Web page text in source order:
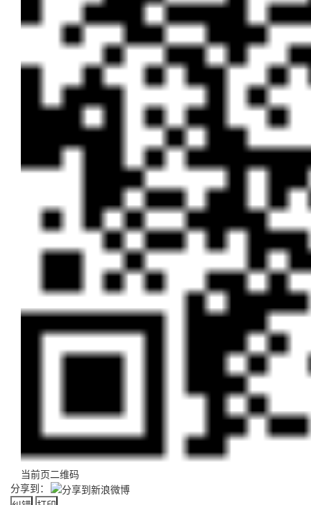
当前页二维码
分享到：